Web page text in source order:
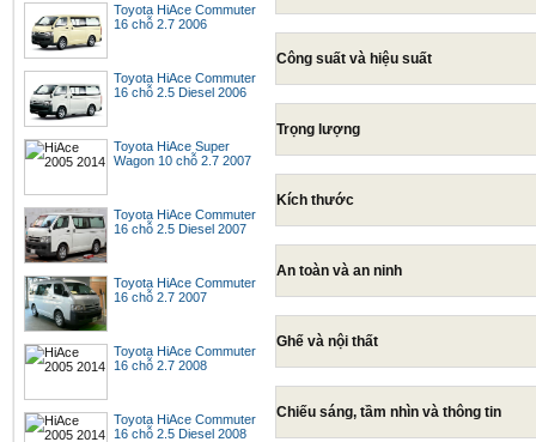
Toyota HiAce Commuter
16 chỗ 2.7 2006
Toyota HiAce Commuter
16 chỗ 2.5 Diesel 2006
Toyota HiAce Super
Wagon 10 chỗ 2.7 2007
Toyota HiAce Commuter
16 chỗ 2.5 Diesel 2007
Toyota HiAce Commuter
16 chỗ 2.7 2007
Toyota HiAce Commuter
16 chỗ 2.7 2008
Toyota HiAce Commuter
16 chỗ 2.5 Diesel 2008
Công suất và hiệu suất
Trọng lượng
Kích thước
An toàn và an ninh
Ghế và nội thất
Chiếu sáng, tầm nhìn và thông tin